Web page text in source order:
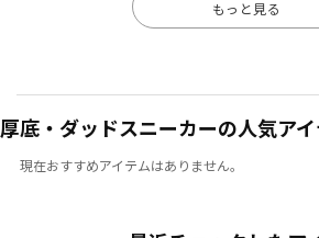
もっと見る
厚底・ダッドスニーカーの人気ア
現在おすすめアイテムはありません。